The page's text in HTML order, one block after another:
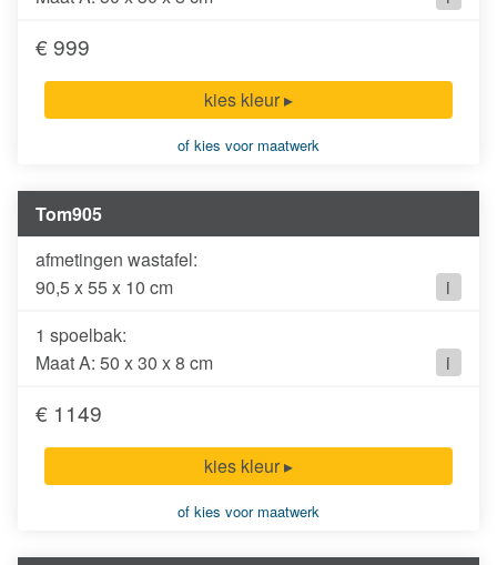
€ 999
kies kleur ▸
of kies voor maatwerk
Tom905
90,5 x 55 x 10 cm
i
1 spoelbak:
Maat A: 50 x 30 x 8 cm
i
€ 1149
kies kleur ▸
of kies voor maatwerk